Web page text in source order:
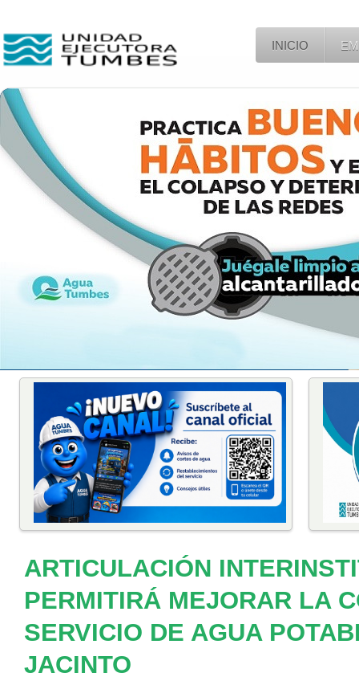
INICIO
ARTICULACIÓN
PERMITIRÁ MEJORAR LA
SERVICIO DE AGUA
JACINTO